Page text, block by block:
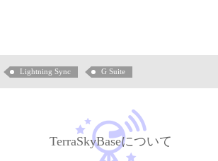
Lightning Sync G Suite
TerraSkyBaseについて